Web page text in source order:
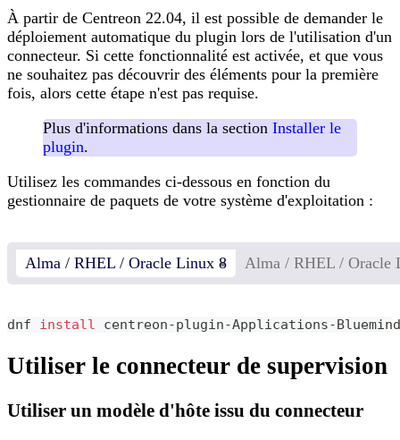
À partir de Centreon 22.04, il est possible de demander le
déploiement automatique du plugin lors de l'utilisation d'un
connecteur. Si cette fonctionnalité est activée, et que vous
ne souhaitez pas découvrir des éléments pour la première
fois, alors cette étape n'est pas requise.
Plus d'informations dans la section Installer le
plugin.
Utilisez les commandes ci-dessous en fonction du
gestionnaire de paquets de votre système d'exploitation :
Alma / RHEL / Oracle Linux 8 Alma / RHEL / Oracle
dnf install centreon-plugin-Applications-
Utiliser le connecteur de supervision
Utiliser un modèle d'hôte issu du connecteur